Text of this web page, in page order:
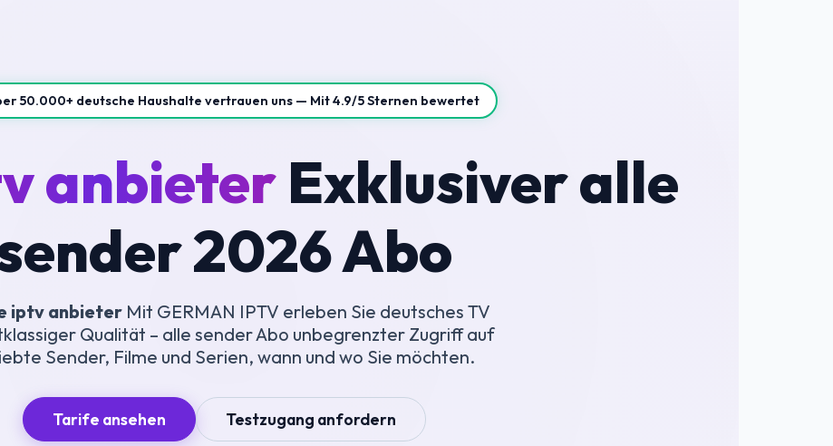
50.000+ deutsche Haushalte vertrauen uns — Mit 4.9/5 Sternen bewertet
anbieterExklusiver alle
2026 Abo
iptv anbieterMit GERMAN IPTV erleben Sie deutsches TV
Qualität – alle sender Abo unbegrenzter Zugriff auf
Sender, Filme und Serien, wann und wo Sie möchten.
Tarife ansehen Testzugang anfordern